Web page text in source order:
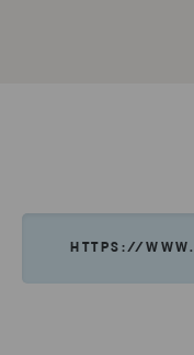
HTTPS://